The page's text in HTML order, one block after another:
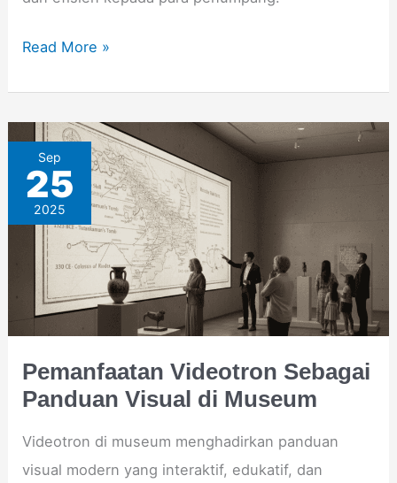
Read More »
Sep
25
2025
Pemanfaatan Videotron Sebagai
Panduan Visual di Museum
Videotron di museum menghadirkan panduan
visual modern yang interaktif, edukatif, dan
Pemanfaatan
Videotron
Sebagai
Panduan
Visual